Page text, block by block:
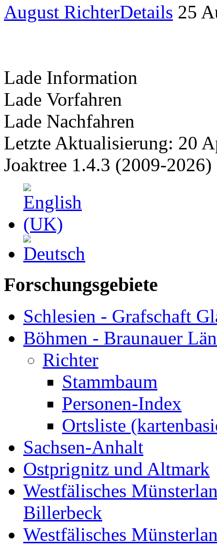
August RichterDetails 25
Lade Information
Lade Vorfahren
Lade Nachfahren
Letzte Aktualisierung: 20
Joaktree 1.4.3 (2009-2026)
Forschungsgebiete
Schlesien - Grafschaft
Böhmen - Braunauer
Richter
Stammbaum
Personen-Index
Ortsliste
Sachsen-Anhalt
Ostprignitz und Altmark
Westfälisches
Billerbeck
Westfälisches